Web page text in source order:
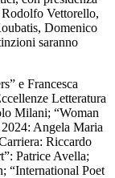
Vettorello,
Domenico
saranno
e Francesca
Letteratura
Milani; “Woman
Angela Maria
Riccardo
Patrice Avella;
“International Poet